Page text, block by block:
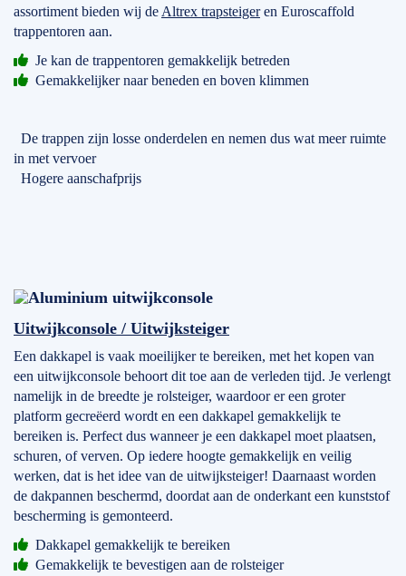
assortiment bieden wij de Altrex trapsteigeren Euroscaffold
trappentoren aan.
Je kan de trappentoren gemakkelijk betreden
Gemakkelijker naar beneden en boven klimmen
De trappen zijn losse onderdelen en nemen dus wat meer ruimte
in met vervoer
Hogere aanschafprijs
Uitwijkconsole / Uitwijksteiger
Een dakkapel is vaak moeilijker te bereiken, met het kopen van
een uitwijkconsole behoort dit toe aan de verleden tijd. Je verlengt
namelijk in de breedte je rolsteiger, waardoor er een groter
platform gecreëerd wordt en een dakkapel gemakkelijk te
bereiken is. Perfect dus wanneer je een dakkapel moet plaatsen,
schuren, of verven. Op iedere hoogte gemakkelijk en veilig
werken, dat is het idee van de uitwijksteiger! Daarnaast worden
de dakpannen beschermd, doordat aan de onderkant een kunststof
bescherming is gemonteerd.
Dakkapel gemakkelijk te bereiken
Gemakkelijk te bevestigen aan de rolsteiger